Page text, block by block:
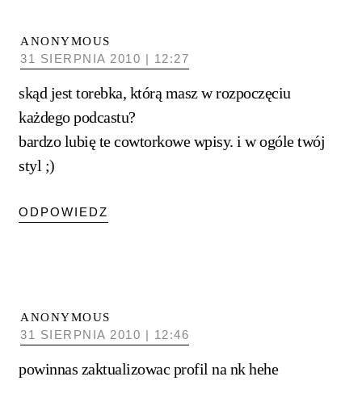
ANONYMOUS
31 SIERPNIA 2010 | 12:27
skąd jest torebka, którą masz w rozpoczęciu
każdego podcastu?
bardzo lubię te cowtorkowe wpisy. i w ogóle twój
styl ;)
ODPOWIEDZ
ANONYMOUS
31 SIERPNIA 2010 | 12:46
powinnas zaktualizowac profil na nk hehe